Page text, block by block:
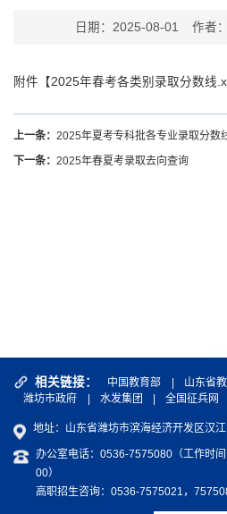
日期：2025-08-01 作者：
附件【2025年春考各类别录取分数线
上一条： 2025年夏考专科批各专业录取分数
下一条： 2025年春夏考录取去向查询
相关链接： 中国教育部 | 山东省
潍坊市政府
| 水发集团 | 全国征兵网
地址：山东省潍坊市滨海经济开发区汉
办公室电话：0536-7575080（工作时
00）
高职招生咨询：0536-7575021，